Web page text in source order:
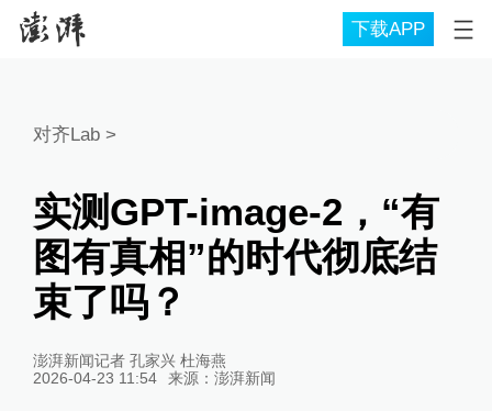
下载APP
对齐Lab>
实测GPT-image-2，“有
图有真相”的时代彻底结
束了吗？
澎湃新闻记者 孔家兴 杜海燕
2026-04-23 11:54
来源： 澎湃新闻